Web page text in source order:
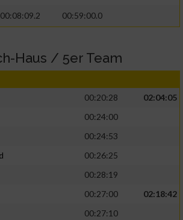
00:08:09.2 00:59:00.0
Haus / 5er Team
00:20:28
02:04:05
00:24:00
00:24:53
00:26:25
00:28:19
00:27:00
02:18:42
00:27:10